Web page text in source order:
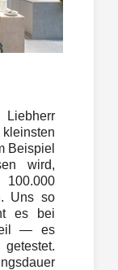
Liebherr
Beispiel
wird,
Uns so
es bei
— es